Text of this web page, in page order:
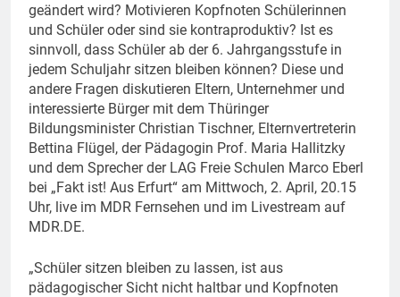
geändert wird? Motivieren Kopfnoten Schülerinnen
und Schüler oder sind sie kontraproduktiv? Ist es
sinnvoll, dass Schüler ab der 6. Jahrgangsstufe in
jedem Schuljahr sitzen bleiben können? Diese und
andere Fragen diskutieren Eltern, Unternehmer und
interessierte Bürger mit dem Thüringer
Bildungsminister Christian Tischner, Elternvertreterin
Bettina Flügel, der Pädagogin Prof. Maria Hallitzky
und dem Sprecher der LAG Freie Schulen Marco Eberl
bei „Fakt ist! Aus Erfurt“ am Mittwoch, 2. April, 20.15
Uhr, live im MDR Fernsehen und im Livestream auf
MDR.DE.
„Schüler sitzen bleiben zu lassen, ist aus
pädagogischer Sicht nicht haltbar und Kopfnoten